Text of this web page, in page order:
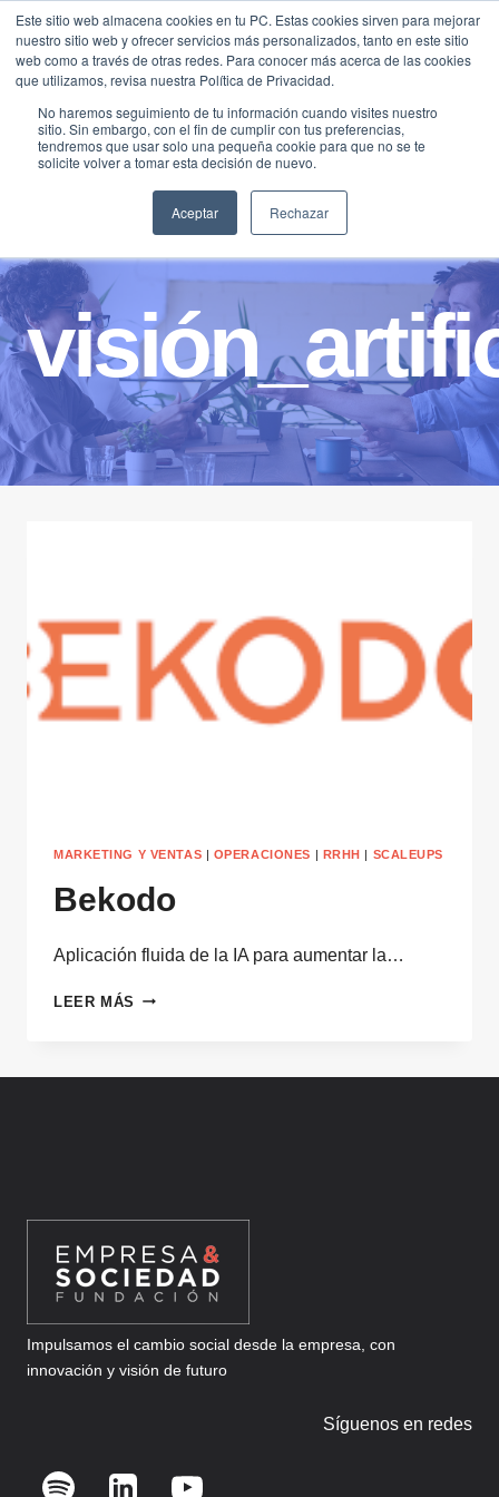
Este sitio web almacena cookies en tu PC. Estas cookies sirven para mejorar
nuestro sitio web y ofrecer servicios más personalizados, tanto en este sitio
web como a través de otras redes. Para conocer más acerca de las cookies
que utilizamos, revisa nuestra Política de Privacidad.
No haremos seguimiento de tu información cuando visites nuestro
sitio. Sin embargo, con el fin de cumplir con tus preferencias,
tendremos que usar solo una pequeña cookie para que no se te
solicite volver a tomar esta decisión de nuevo.
Aceptar Rechazar
Saltar
contenido
MARKETING Y VENTAS | OPERACIONES | RRHH | SCALEUPS
Bekodo
Aplicación fluida de la IA para aumentar la…
LEER MÁS BEKODO
Impulsamos el cambio social desde la empresa, con
innovación y visión de futuro
Síguenos en redes
Traducir »